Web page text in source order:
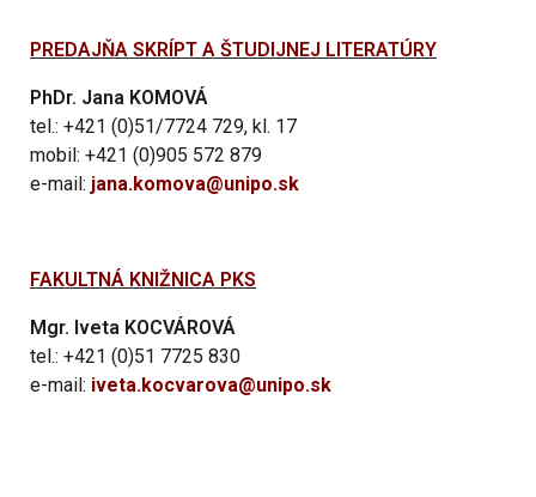
PREDAJŇA SKRÍPT A ŠTUDIJNEJ LITERATÚRY
PhDr. Jana KOMOVÁ
tel.: +421 (0)51/7724 729, kl. 17
mobil: +421 (0)905 572 879
e-mail: jana.komova@unipo.sk
FAKULTNÁ KNIŽNICA PKS
Mgr. Iveta KOCVÁROVÁ
tel.: +421 (0)51 7725 830
e-mail: iveta.kocvarova@unipo.sk